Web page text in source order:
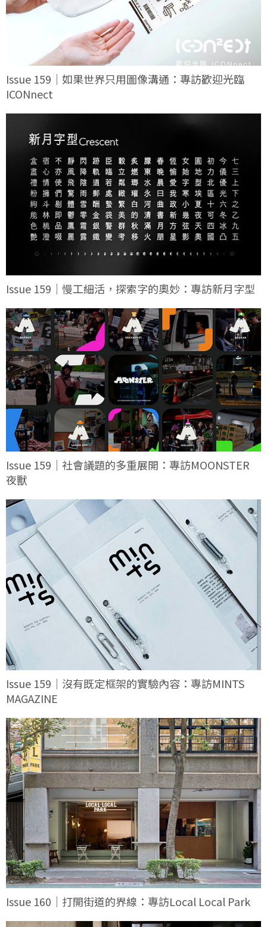
Issue 159｜如果世界只用圖像溝通：專訪歡迎光臨
ICONnect
Issue 159｜慢工細活，探索字的奧妙：專訪新月字型
Issue 159｜社會議題的多重展開：專訪MOONSTER
夜獸
Issue 159｜沒有既定框架的實驗內容：專訪MINTS
MAGAZINE
Issue 160｜打開街道的界線：專訪Local Local Park